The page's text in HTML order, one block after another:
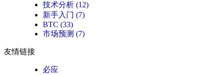
技术分析 (12)
新手入门 (7)
BTC (33)
市场预测 (7)
友情链接
必应